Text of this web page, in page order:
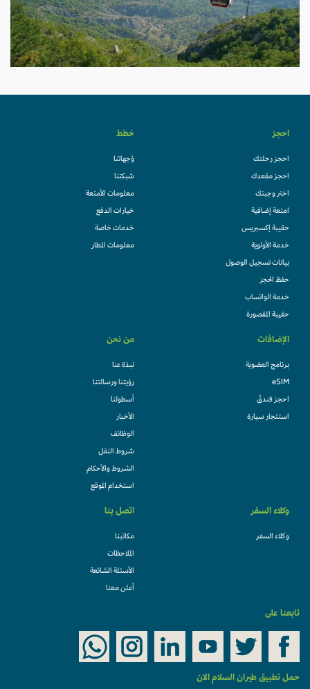
احجز
احجز رحلتك
احجز مقعدك
اختر وجبتك
امتعة إضافية
حقيبة إكسبريس
خدمة الأولوية
بيانات تسجيل الوصول
حفظ الحجز
خدمة الواتساب
حقيبة المقصورة
خطط
وُجهاتنا
شبكتنا
معلومات الأمتعة
خيارات الدفع
خدمات خاصة
معلومات المطار
الإضافات
برنامج العضوية
eSIM
احجز فندقً
استئجار سيارة
من نحن
نبذة عنا
رؤيتنا ورسالتنا
أسطولنا
الأخبار
الوظائف
شروط النقل
الشروط والأحكام
استخدام الموقع
وكلاء السفر
وكلاء السفر
اتصل بنا
مكاتبنا
الملاحظات
الأسئلة الشائعة
أعلن معنا
تابعنا على
حمل تطبيق طيران السلام الان